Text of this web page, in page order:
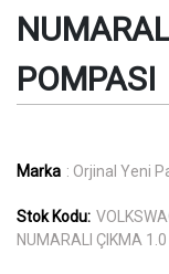
POMPASI
Marka : Orjinal Yeni
Stok Kodu:
NUMARALI ÇIKMA